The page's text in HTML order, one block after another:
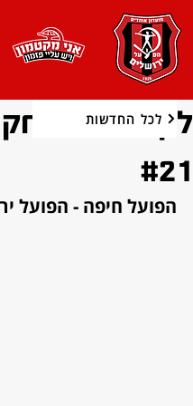
לקראת
#21
הפועל חיפה - הפועל
לכל החדשות